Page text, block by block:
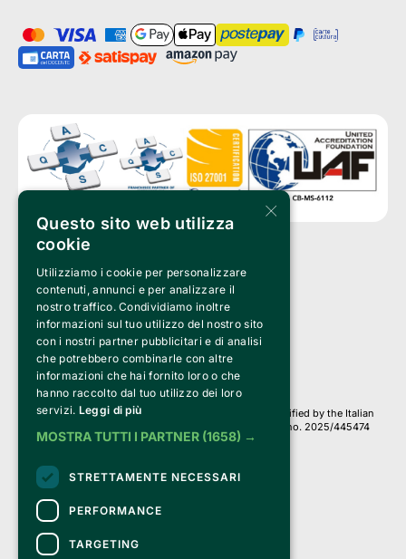
Clappit is a trademark of:
Bemils Srl
a Socio Unico
Via Fosse Ardeatine, 4 -20092 Cinisello Balsamo (MI)
PI 05589050961
Iscr. C.C.I.A.A. Milano R.E.A. 1833471
© 2010-2025 Bemils Srl - All rights reserved
Credits:
Clappit is based on the Belive 6.2 ticketing platform, certified by the Italian
Revenue Agency (Agenzia delle Entrate) under protocol no. 2025/445474
dated November 6, 2025.
On Clappit your purchases and your data
they are secure and protected by an SSL certificate
with 128-bit encryption.
×
Questo sito web utilizza
cookie
Utilizziamo i cookie per personalizzare
contenuti, annunci e per analizzare il
nostro traffico. Condividiamo inoltre
informazioni sul tuo utilizzo del nostro sito
con i nostri partner pubblicitari e di analisi
che potrebbero combinarle con altre
informazioni che hai fornito loro o che
hanno raccolto dal tuo utilizzo dei loro
servizi. Leggi di più
MOSTRA TUTTI I PARTNER (1658) →
STRETTAMENTE NECESSARI
PERFORMANCE
TARGETING